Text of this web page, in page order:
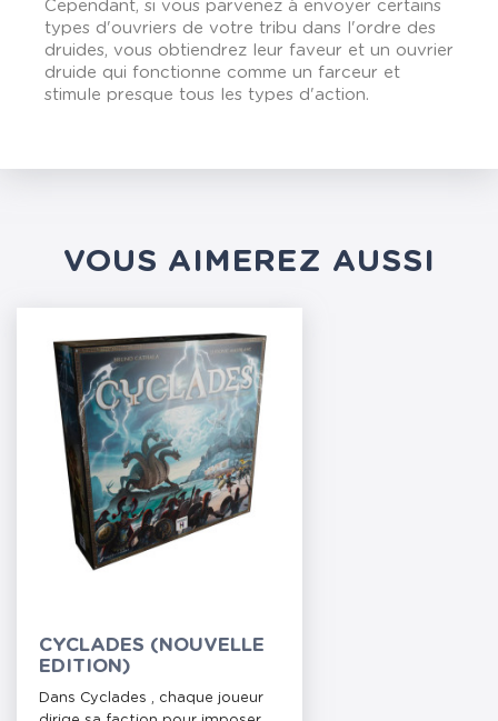
Cependant, si vous parvenez à envoyer certains
types d'ouvriers de votre tribu dans l'ordre des
druides, vous obtiendrez leur faveur et un ouvrier
druide qui fonctionne comme un farceur et
stimule presque tous les types d'action.
VOUS AIMEREZ AUSSI
CYCLADES (NOUVELLE
EDITION)
Dans Cyclades , chaque joueur